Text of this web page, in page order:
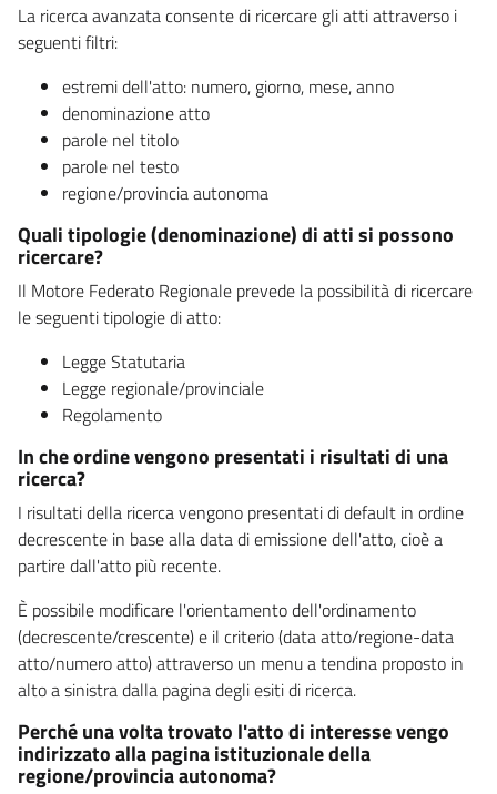
La ricerca avanzata consente di ricercare gli atti attraverso i
seguenti filtri:
estremi dell'atto: numero, giorno, mese, anno
denominazione atto
parole nel titolo
parole nel testo
regione/provincia autonoma
Quali tipologie (denominazione) di atti si possono
ricercare?
Il Motore Federato Regionale prevede la possibilità di ricercare
le seguenti tipologie di atto:
Legge Statutaria
Legge regionale/provinciale
Regolamento
In che ordine vengono presentati i risultati di una
ricerca?
I risultati della ricerca vengono presentati di default in ordine
decrescente in base alla data di emissione dell'atto, cioè a
partire dall'atto più recente.
È possibile modificare l'orientamento dell'ordinamento
(decrescente/crescente) e il criterio (data atto/regione-data
atto/numero atto) attraverso un menu a tendina proposto in
alto a sinistra dalla pagina degli esiti di ricerca.
Perché una volta trovato l'atto di interesse vengo
indirizzato alla pagina istituzionale della
regione/provincia autonoma?